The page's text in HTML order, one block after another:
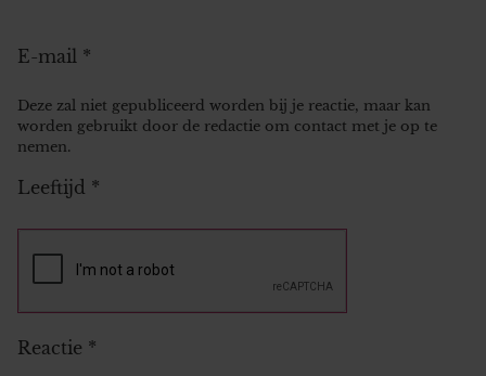
E-mail *
Deze zal niet gepubliceerd worden bij je reactie, maar kan
worden gebruikt door de redactie om contact met je op te
nemen.
Leeftijd *
Reactie *